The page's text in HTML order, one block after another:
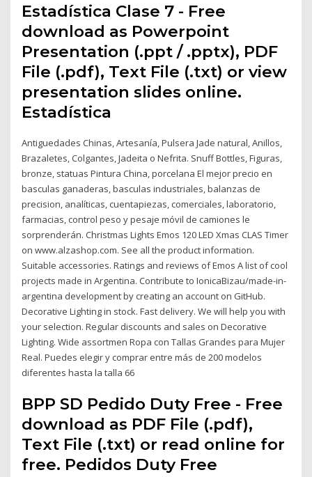
Estadística Clase 7 - Free
download as Powerpoint
Presentation (.ppt / .pptx), PDF
File (.pdf), Text File (.txt) or view
presentation slides online.
Estadística
Antiguedades Chinas, Artesanía, Pulsera Jade natural, Anillos,
Brazaletes, Colgantes, Jadeita o Nefrita. Snuff Bottles, Figuras,
bronze, statuas Pintura China, porcelana El mejor precio en
basculas ganaderas, basculas industriales, balanzas de
precision, analíticas, cuentapiezas, comerciales, laboratorio,
farmacias, control peso y pesaje móvil de camiones le
sorprenderán. Christmas Lights Emos 120 LED Xmas CLAS Timer
on www.alzashop.com. See all the product information.
Suitable accessories. Ratings and reviews of Emos A list of cool
projects made in Argentina. Contribute to IonicaBizau/made-in-
argentina development by creating an account on GitHub.
Decorative Lighting in stock. Fast delivery. We will help you with
your selection. Regular discounts and sales on Decorative
Lighting. Wide assortmen Ropa con Tallas Grandes para Mujer
Real. Puedes elegir y comprar entre más de 200 modelos
diferentes hasta la talla 66
BPP SD Pedido Duty Free - Free
download as PDF File (.pdf),
Text File (.txt) or read online for
free. Pedidos Duty Free